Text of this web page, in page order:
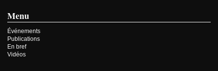
Menu
Événements
Publications
En bref
Vidéos